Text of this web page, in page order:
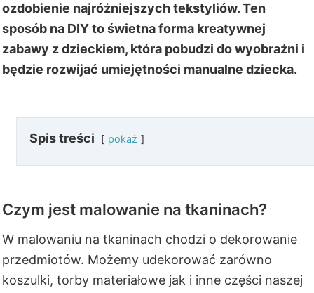
ozdobienie najróżniejszych tekstyliów. Ten
sposób na DIY to świetna forma kreatywnej
zabawy z dzieckiem, która pobudzi do wyobraźni i
będzie rozwijać umiejętności manualne dziecka.
Spis treści pokaż
Czym jest malowanie na tkaninach?
W malowaniu na tkaninach chodzi o dekorowanie
przedmiotów. Możemy udekorować zarówno
koszulki, torby materiałowe jak i inne części naszej